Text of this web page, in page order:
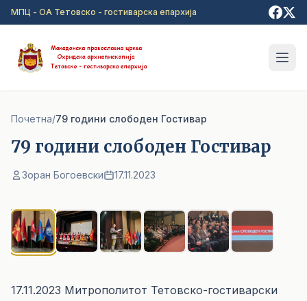
Прејди на главна содржина
МПЦ - ОА Тетовско - гостиварска епархија
Почетна/79 години слободен Гостивар
79 години слободен Гостивар
Зоран Богоевски 17.11.2023
17.11.2023 Митрополитот Тетовско-гостиварски